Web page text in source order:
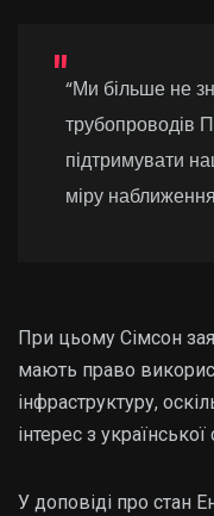
“Ми більше не
трубопроводів
підтримувати
міру
При цьому Сімсон
мають право
інфраструктуру,
інтерес з української
У доповіді про стан